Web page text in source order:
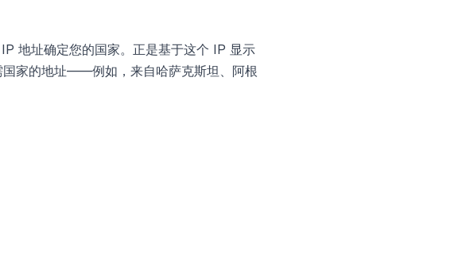
地址确定您的国家。正是基于这个 IP 显示
国家的地址——例如，来自哈萨克斯坦、阿根